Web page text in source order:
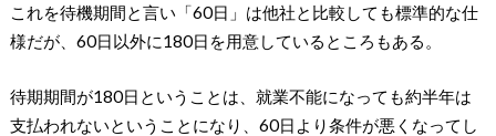
これを待機期間と言い「60日」は他社と比較しても標準的な仕
様だが、60日以外に180日を用意しているところもある。
待期期間が180日ということは、就業不能になっても約半年は
支払われないということになり、60日より条件が悪くなってし